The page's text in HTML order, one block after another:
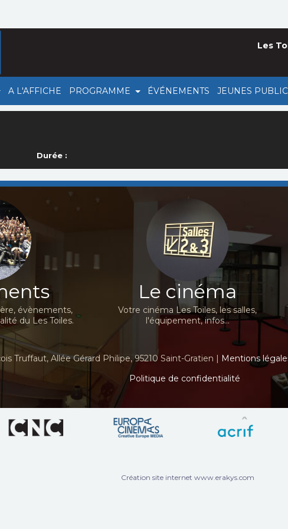
A L'AFFICHE PROGRAMME ÉVÉNEMENTS JEUNES
Les
Durée :
évènements,
du Les Toiles.
Le cinéma
Votre cinéma Les Toiles, les salles,
l'équipement, infos...
Truffaut, Allée Gérard Philipe, 95210 Saint-Gratien | Mentions
Politique de confidentialité
Création site internet www.erakys.com